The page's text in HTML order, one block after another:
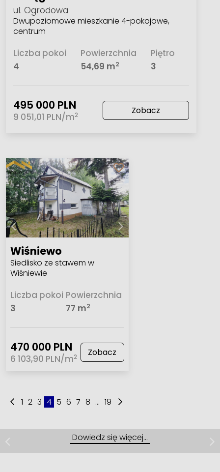
ul. Ogrodowa
Dwupoziomowe mieszkanie 4-pokojowe,
centrum
Liczba pokoi
4
Powierzchnia
54,69 m2
Piętro
3
495 000 PLN
9 051,01 PLN/m2 Zobacz
Wiśniewo
Siedlisko ze stawem w
Wiśniewie
Liczba pokoi
3
Powierzchnia
77 m2
470 000 PLN
6 103,90 PLN/m2 Zobacz
1 2 3 4 5 6 7 8 ... 19
Dowiedz się więcej…
Malbork, ul. gen. Józefa Bema
Kawalerka 27 m² | Umeblowana |